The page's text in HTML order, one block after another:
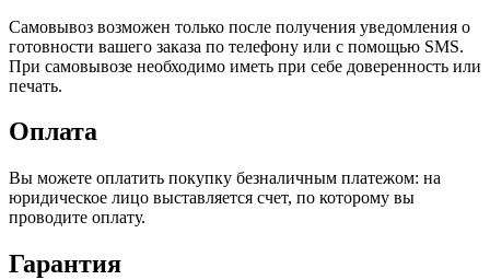
Самовывоз возможен только после получения уведомления о
готовности вашего заказа по телефону или с помощью SMS.
При самовывозе необходимо иметь при себе доверенность или
печать.
Оплата
Вы можете оплатить покупку безналичным платежом: на
юридическое лицо выставляется счет, по которому вы
проводите оплату.
Гарантия